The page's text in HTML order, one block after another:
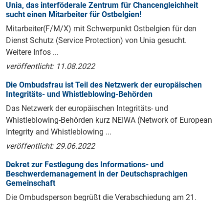
Unia, das interföderale Zentrum für Chancengleichheit
sucht einen Mitarbeiter für Ostbelgien!
Mitarbeiter(F/M/X) mit Schwerpunkt Ostbelgien für den
Dienst Schutz (Service Protection) von Unia gesucht.
Weitere Infos ...
veröffentlicht: 11.08.2022
Die Ombudsfrau ist Teil des Netzwerk der europäischen
Integritäts- und Whistleblowing-Behörden
Das Netzwerk der europäischen Integritäts- und
Whistleblowing-Behörden kurz NEIWA (Network of European
Integrity and Whistleblowing ...
veröffentlicht: 29.06.2022
Dekret zur Festlegung des Informations- und
Beschwerdemanagement in der Deutschsprachigen
Gemeinschaft
Die Ombudsperson begrüßt die Verabschiedung am 21.